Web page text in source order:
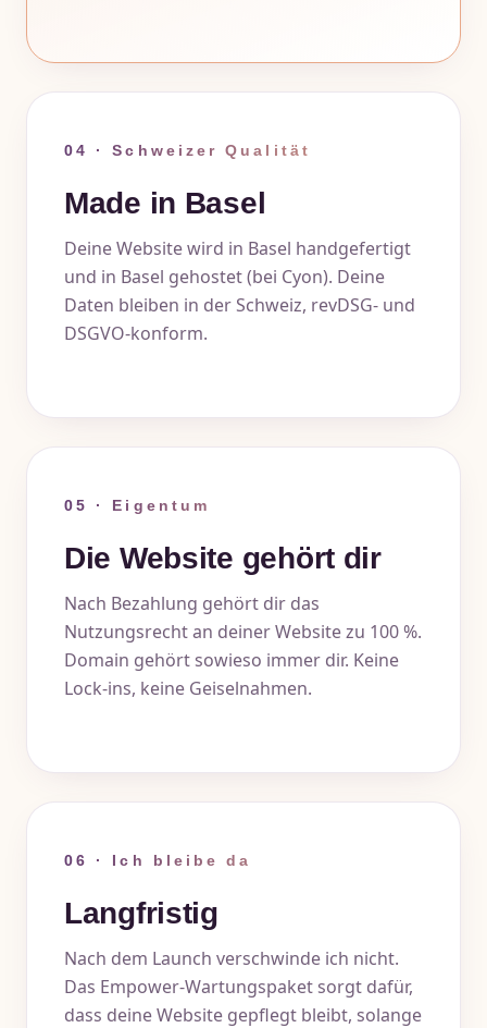
04 · Schweizer Qualität
Made in Basel
Deine Website wird in Basel handgefertigt
und in Basel gehostet (bei Cyon). Deine
Daten bleiben in der Schweiz, revDSG- und
DSGVO-konform.
05 · Eigentum
Die Website gehört dir
Nach Bezahlung gehört dir das
Nutzungsrecht an deiner Website zu 100 %.
Domain gehört sowieso immer dir. Keine
Lock-ins, keine Geiselnahmen.
06 · Ich bleibe da
Langfristig
Nach dem Launch verschwinde ich nicht.
Das Empower-Wartungspaket sorgt dafür,
dass deine Website gepflegt bleibt, solange